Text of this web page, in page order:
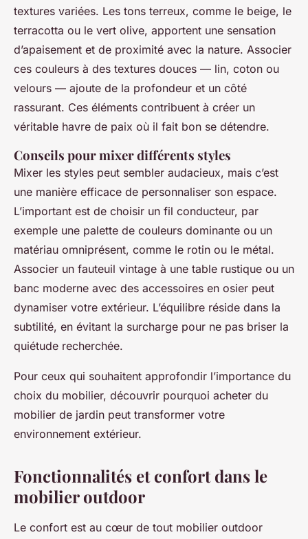
textures variées. Les tons terreux, comme le beige, le
terracotta ou le vert olive, apportent une sensation
d’apaisement et de proximité avec la nature. Associer
ces couleurs à des textures douces — lin, coton ou
velours — ajoute de la profondeur et un côté
rassurant. Ces éléments contribuent à créer un
véritable havre de paix où il fait bon se détendre.
Conseils pour mixer différents styles
Mixer les styles peut sembler audacieux, mais c’est
une manière efficace de personnaliser son espace.
L’important est de choisir un fil conducteur, par
exemple une palette de couleurs dominante ou un
matériau omniprésent, comme le rotin ou le métal.
Associer un fauteuil vintage à une table rustique ou un
banc moderne avec des accessoires en osier peut
dynamiser votre extérieur. L’équilibre réside dans la
subtilité, en évitant la surcharge pour ne pas briser la
quiétude recherchée.
Pour ceux qui souhaitent approfondir l’importance du
choix du mobilier, découvrir pourquoi acheter du
mobilier de jardin peut transformer votre
environnement extérieur.
Fonctionnalités et confort dans le
mobilier outdoor
Le confort est au cœur de tout mobilier outdoor